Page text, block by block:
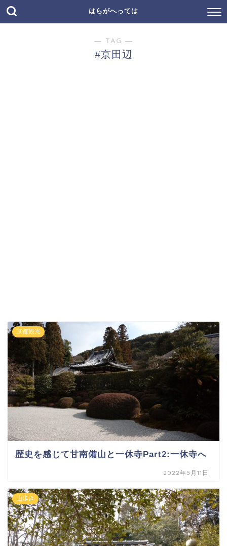
はらがへっては
― TAG ―
#京田辺
京都観光
歴史を感じて甘南備山と一休寺Part2:一休寺へ
2022年5月11日
山歩き